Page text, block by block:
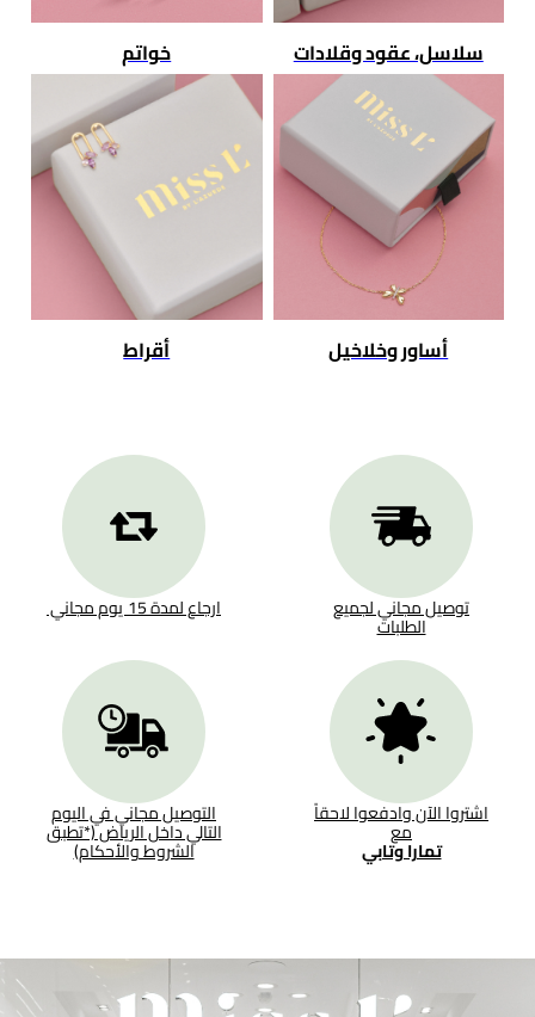
سلاسل، عقود وقلادات خواتم
أساور وخلاخيل أقراط
توصيل مجاني لجميع
الطلبات
ارجاع لمدة 15 يوم مجاني
اشتروا الآن وادفعوا لاحقاً
مع
تمارا وتابي
التوصيل مجاني في اليوم
التالي داخل الرياض (*تطبق
الشروط والأحكام)